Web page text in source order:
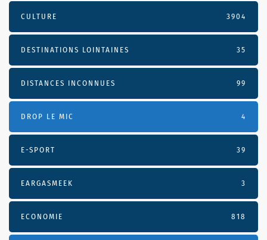
CULTURE 3904
DESTINATIONS LOINTAINES 35
DISTANCES INCONNUES 99
DROP LE MIC 4
E-SPORT 39
EARGASMEEK 3
ECONOMIE 818